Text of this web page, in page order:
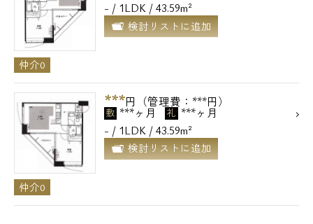
- / 1LDK / 43.59m²
検討リストに追加
仲介0
***円（管理費：***円）
敷 ***ヶ月 礼 ***ヶ月
- / 1LDK / 43.59m²
検討リストに追加
仲介0